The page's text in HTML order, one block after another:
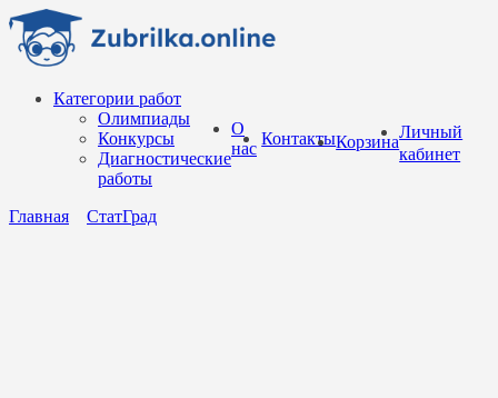
Перейти
содержанию
Категории работ
Олимпиады
Конкурсы
Диагностические
работы
О
нас
КонтактыКорзина
Личный
кабинет
Главная СтатГрад